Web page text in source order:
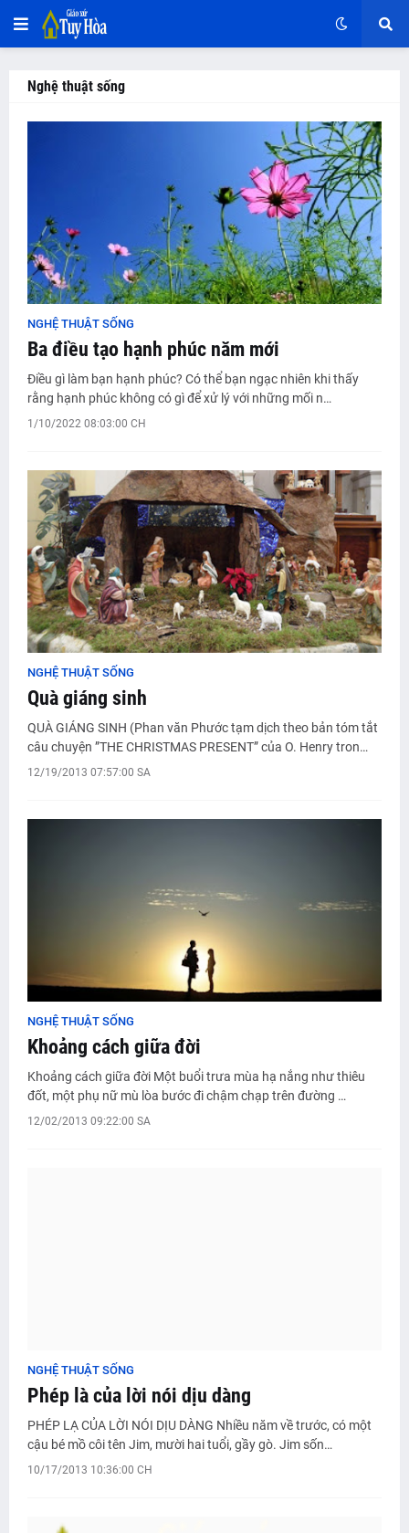
Nghệ thuật sống
NGHỆ THUẬT SỐNG
Ba điều tạo hạnh phúc năm mới
Điều gì làm bạn hạnh phúc? Có thể bạn ngạc nhiên khi thấy
rằng hạnh phúc không có gì để xử lý với những mối n…
1/10/2022 08:03:00 CH
NGHỆ THUẬT SỐNG
Quà giáng sinh
QUÀ GIÁNG SINH (Phan văn Phước tạm dịch theo bản tóm tắt
câu chuyện ”THE CHRISTMAS PRESENT” của O. Henry tron…
12/19/2013 07:57:00 SA
NGHỆ THUẬT SỐNG
Khoảng cách giữa đời
Khoảng cách giữa đời Một buổi trưa mùa hạ nắng như thiêu
đốt, một phụ nữ mù lòa bước đi chậm chạp trên đường …
12/02/2013 09:22:00 SA
NGHỆ THUẬT SỐNG
Phép là của lời nói dịu dàng
PHÉP LẠ CỦA LỜI NÓI DỊU DÀNG Nhiều năm về trước, có một
cậu bé mồ côi tên Jim, mười hai tuổi, gầy gò. Jim sốn…
10/17/2013 10:36:00 CH